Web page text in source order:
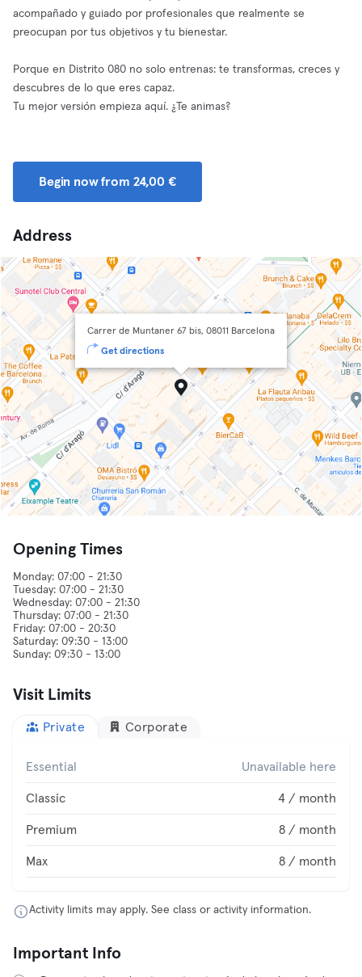
acompañado y guiado por profesionales que realmente se
preocupan por tus objetivos y tu bienestar.
Porque en Distrito 080 no solo entrenas: te transformas, creces y
descubres de lo que eres capaz.
Tu mejor versión empieza aquí. ¿Te animas?
Begin now from 24,00 €
Address
Carrer de Muntaner 67 bis, 08011 Barcelona
Get directions
Opening Times
Monday: 07:00 - 21:30
Tuesday: 07:00 - 21:30
Wednesday: 07:00 - 21:30
Thursday: 07:00 - 21:30
Friday: 07:00 - 20:30
Saturday: 09:30 - 13:00
Visit Limits
Private Corporate
Essential Unavailable here
Classic 4 / month
Premium 8 / month
Max 8 / month
Activity limits may apply. See class or activity information.
Important Info